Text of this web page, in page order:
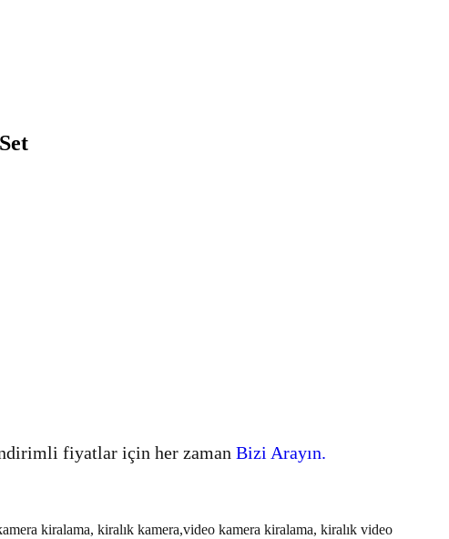
fiyatlar için her zaman Bizi Arayın.
kiralama, kiralık kamera,video kamera kiralama, kiralık video